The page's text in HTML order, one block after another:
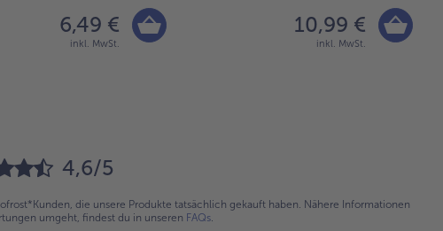
6,49 €
inkl. MwSt.
10,99 €
inkl. MwSt.
4,6/5
die unsere Produkte tatsächlich gekauft haben. Nähere Informationen
umgeht, findest du in unseren FAQs